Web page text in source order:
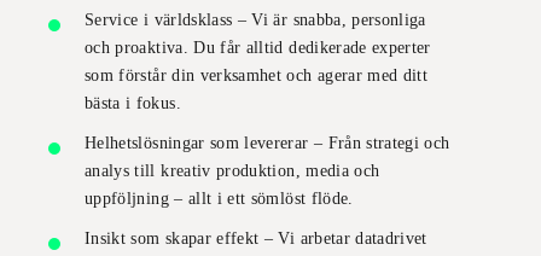
Service i världsklass – Vi är snabba, personliga
och proaktiva. Du får alltid dedikerade experter
som förstår din verksamhet och agerar med ditt
bästa i fokus.
Helhetslösningar som levererar – Från strategi och
analys till kreativ produktion, media och
uppföljning – allt i ett sömlöst flöde.
Insikt som skapar effekt – Vi arbetar datadrivet